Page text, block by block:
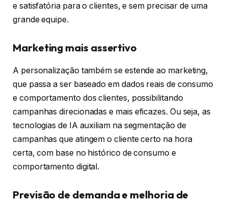
e satisfatória para o clientes, e sem precisar de uma
grande equipe.
Marketing mais assertivo
A personalização também se estende ao marketing,
que passa a ser baseado em dados reais de consumo
e comportamento dos clientes, possibilitando
campanhas direcionadas e mais eficazes. Ou seja, as
tecnologias de IA auxiliam na segmentação de
campanhas que atingem o cliente certo na hora
certa, com base no histórico de consumo e
comportamento digital.
Previsão de demanda e melhoria de